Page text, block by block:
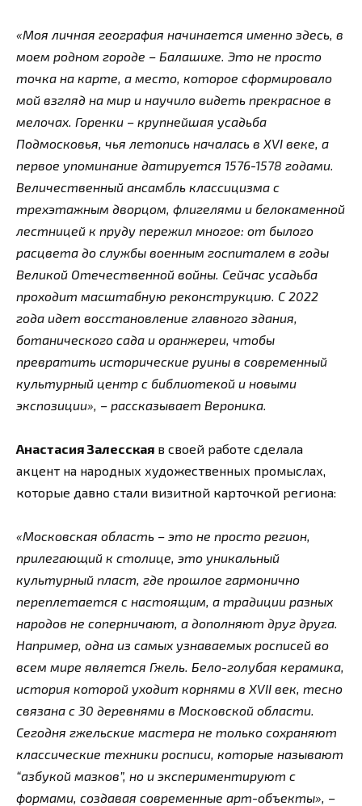
«Моя личная география начинается именно здесь, в
моем родном городе – Балашихе. Это не просто
точка на карте, а место, которое сформировало
мой взгляд на мир и научило видеть прекрасное в
мелочах. Горенки – крупнейшая усадьба
Подмосковья, чья летопись началась в XVI веке, а
первое упоминание датируется 1576-1578 годами.
Величественный ансамбль классицизма с
трехэтажным дворцом, флигелями и белокаменной
лестницей к пруду пережил многое: от былого
расцвета до службы военным госпиталем в годы
Великой Отечественной войны. Сейчас усадьба
проходит масштабную реконструкцию. С 2022
года идет восстановление главного здания,
ботанического сада и оранжереи, чтобы
превратить исторические руины в современный
культурный центр с библиотекой и новыми
экспозиции», – рассказывает Вероника.
Анастасия Залесская в своей работе сделала
акцент на народных художественных промыслах,
которые давно стали визитной карточкой региона:
«Московская область – это не просто регион,
прилегающий к столице, это уникальный
культурный пласт, где прошлое гармонично
переплетается с настоящим, а традиции разных
народов не соперничают, а дополняют друг друга.
Например, одна из самых узнаваемых росписей во
всем мире является Гжель. Бело-голубая керамика,
история которой уходит корнями в XVII век, тесно
связана с 30 деревнями в Московской области.
Сегодня гжельские мастера не только сохраняют
классические техники росписи, которые называют
“азбукой мазков”, но и экспериментируют с
формами, создавая современные арт-объекты», –